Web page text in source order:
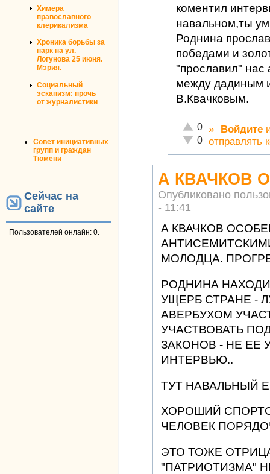
Химера
православного
клерикализма
Хроника борьбы за
парк на ул.
Логунова 25 июня.
Мэрия.
Социальный
эскапизм: прочь
от журналистики
Совет инициативных
групп и граждан
Тюмени
Сейчас на
сайте
Пользователей онлайн: 0.
коментил
навальном,ты
Роднина
победами и
"прославил" нас
между дадиным
В.Квачковым.
Отлично!
0
Неадекватно!
0
» Войдите
отправлять
А КВАЧКОВ
Опубликовано
- 11:41
А КВАЧКОВ
МОЛОДЦА.
РОДНИНА
УЩЕРБ СТРАНЕ -
АВЕРБУХОМ
УЧАСТВОВАТЬ
ЗАКОНОВ - НЕ ЕЕ
ИНТЕРВЬЮ..
ТУТ НАВАЛЬНЫЙ
ХОРОШИЙ
ЧЕЛОВЕК
ЭТО ТОЖЕ
"ПАТРИОТИЗМА"